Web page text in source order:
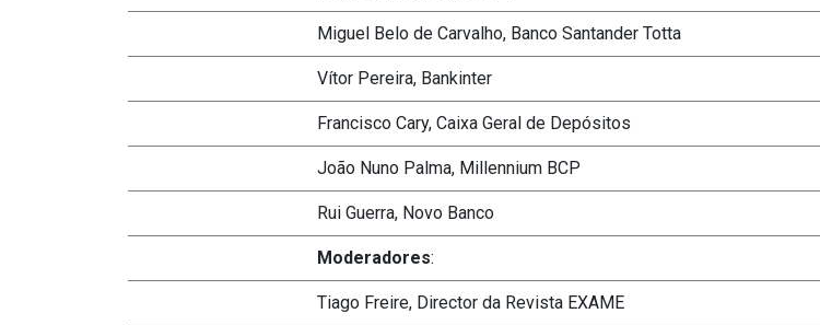
Miguel Belo de Carvalho, Banco Santander Totta
Vítor Pereira, Bankinter
Francisco Cary, Caixa Geral de Depósitos
João Nuno Palma, Millennium BCP
Rui Guerra, Novo Banco
Moderadores:
Tiago Freire, Director da Revista EXAME